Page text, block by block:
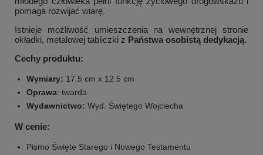
pomaga rozwijać wiarę.
Istnieje możliwość umieszczenia na wewnętrznej stronie
okładki, metalowej tabliczki z Państwa osobistą dedykacją.
Cechy produktu:
Wymiary: 17.5 cm x 12.5 cm
Oprawa: twarda
Wydawnictwo: Wyd. Świętego Wojciecha
W cenie:
Pismo Święte Starego i Nowego Testamentu